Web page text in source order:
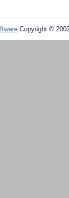
Copyright ©